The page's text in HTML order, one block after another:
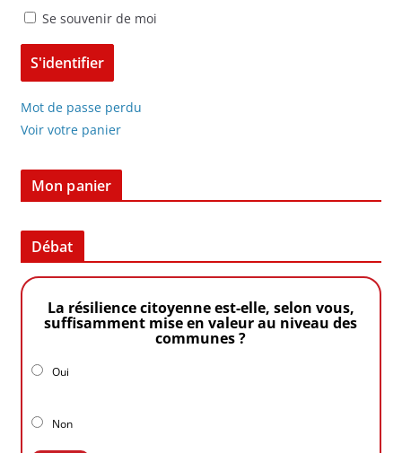
Se souvenir de moi
Mot de passe perdu
Voir votre panier
Mon panier
Débat
La résilience citoyenne est-elle, selon vous,
suffisamment mise en valeur au niveau des
communes ?
Oui
Non